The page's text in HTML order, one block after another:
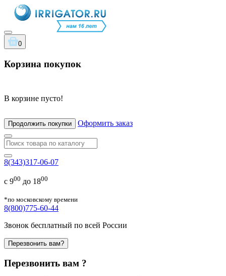
0
Корзина покупок
В корзине пусто!
Продолжить покупки Оформить заказ
8(343)317-06-07
с 900 до 1800
*по московскому времени
8(800)775-60-44
Звонок бесплатный по всей России
Перезвонить вам?
Перезвонить вам ?